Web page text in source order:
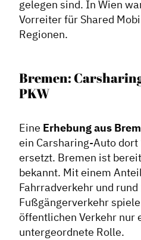
gelegen sind. In Wien
Vorreiter für Shared
Regionen.
Bremen:
PKW
Eine Erhebung aus
ein Carsharing-Auto
ersetzt. Bremen ist
bekannt. Mit einem
Fahrradverkehr und
Fußgängerverkehr
öffentlichen Verkehr nur
untergeordnete Rolle.